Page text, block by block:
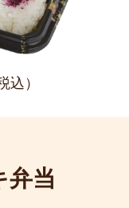
込）
弁当